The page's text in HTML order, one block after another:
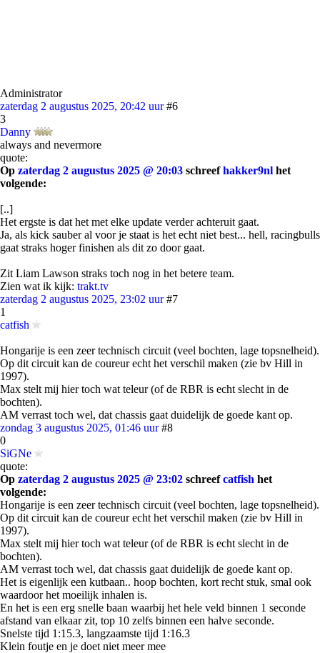
Administrator
zaterdag 2 augustus 2025, 20:42 uur #6
3
Danny
always and nevermore
quote:
Op zaterdag 2 augustus 2025 @ 20:03 schreefhakker9nl het
volgende:
[..]
Het ergste is dat het met elke update verder achteruit gaat.
Ja, als kick sauber al voor je staat is het echt niet best... hell, racingbulls
gaat straks hoger finishen als dit zo door gaat.
Zit Liam Lawson straks toch nog in het betere team.
Zien wat ik kijk: trakt.tv
zaterdag 2 augustus 2025, 23:02 uur #7
1
catfish
Hongarije is een zeer technisch circuit (veel bochten, lage topsnelheid).
Op dit circuit kan de coureur echt het verschil maken (zie bv Hill in
1997).
Max stelt mij hier toch wat teleur (of de RBR is echt slecht in de
bochten).
AM verrast toch wel, dat chassis gaat duidelijk de goede kant op.
zondag 3 augustus 2025, 01:46 uur #8
0
SiGNe
quote:
Op zaterdag 2 augustus 2025 @ 23:02 schreefcatfish het
volgende:
Hongarije is een zeer technisch circuit (veel bochten, lage topsnelheid).
Op dit circuit kan de coureur echt het verschil maken (zie bv Hill in
1997).
Max stelt mij hier toch wat teleur (of de RBR is echt slecht in de
bochten).
AM verrast toch wel, dat chassis gaat duidelijk de goede kant op.
Het is eigenlijk een kutbaan.. hoop bochten, kort recht stuk, smal ook
waardoor het moeilijk inhalen is.
En het is een erg snelle baan waarbij het hele veld binnen 1 seconde
afstand van elkaar zit, top 10 zelfs binnen een halve seconde.
Snelste tijd 1:15.3, langzaamste tijd 1:16.3
Klein foutje en je doet niet meer mee